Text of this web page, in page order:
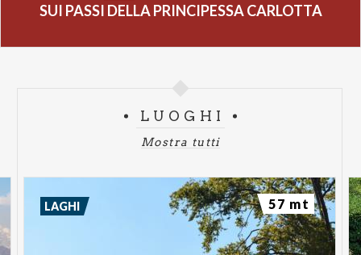
SUI PASSI DELLA PRINCIPESSA CARLOTTA
LUOGHI
Mostra tutti
LAGHI 57 mt